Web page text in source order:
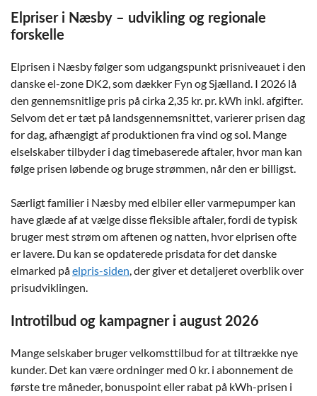
Elpriser i Næsby – udvikling og regionale
forskelle
Elprisen i Næsby følger som udgangspunkt prisniveauet i den
danske el-zone DK2, som dækker Fyn og Sjælland. I 2026 lå
den gennemsnitlige pris på cirka 2,35 kr. pr. kWh inkl. afgifter.
Selvom det er tæt på landsgennemsnittet, varierer prisen dag
for dag, afhængigt af produktionen fra vind og sol. Mange
elselskaber tilbyder i dag timebaserede aftaler, hvor man kan
følge prisen løbende og bruge strømmen, når den er billigst.
Særligt familier i Næsby med elbiler eller varmepumper kan
have glæde af at vælge disse fleksible aftaler, fordi de typisk
bruger mest strøm om aftenen og natten, hvor elprisen ofte
er lavere. Du kan se opdaterede prisdata for det danske
elmarked påelpris-siden, der giver et detaljeret overblik over
prisudviklingen.
Introtilbud og kampagner i august 2026
Mange selskaber bruger velkomsttilbud for at tiltrække nye
kunder. Det kan være ordninger med 0 kr. i abonnement de
første tre måneder, bonuspoint eller rabat på kWh-prisen i